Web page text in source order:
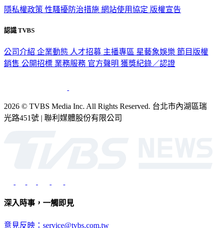
隱私權政策 性騷擾防治措施 網站使用協定 版權宣告
認識 TVBS
公司介紹 企業動態 人才招募 主播專區 星藝象娛樂 節目版權
銷售 公開招標 業務服務 官方聲明 獲獎紀錄／認證
2026 © TVBS Media Inc. All Rights Reserved. 台北市內湖區瑞
光路451號 | 聯利媒體股份有限公司
深入時事，一觸即見
意見反映：service@tvbs.com.tw